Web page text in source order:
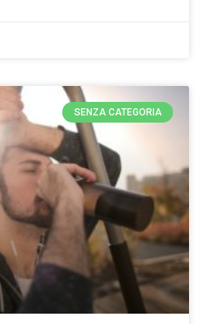
SENZA CATEGORIA